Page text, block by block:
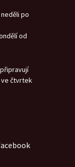
po
od
ve čtvrtek